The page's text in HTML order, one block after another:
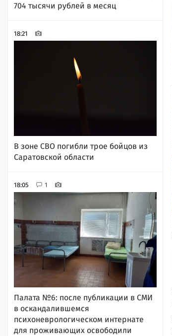
704 тысячи рублей в месяц
18:21
В зоне СВО погибли трое бойцов из
Саратовской области
18:05 1
Палата №6: после публикации в СМИ
в оскандалившемся
психоневрологическом интернате
для проживающих освободили